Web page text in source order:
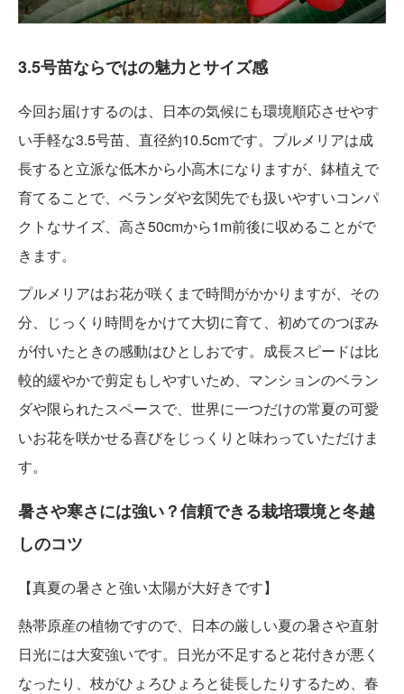
3.5号苗ならではの魅力とサイズ感
今回お届けするのは、日本の気候にも環境順応させやす
い手軽な3.5号苗、直径約10.5cmです。プルメリアは成
長すると立派な低木から小高木になりますが、鉢植えで
育てることで、ベランダや玄関先でも扱いやすいコンパ
クトなサイズ、高さ50cmから1m前後に収めることがで
きます。
プルメリアはお花が咲くまで時間がかかりますが、その
分、じっくり時間をかけて大切に育て、初めてのつぼみ
が付いたときの感動はひとしおです。成長スピードは比
較的緩やかで剪定もしやすいため、マンションのベラン
ダや限られたスペースで、世界に一つだけの常夏の可愛
いお花を咲かせる喜びをじっくりと味わっていただけま
す。
暑さや寒さには強い？信頼できる栽培環境と冬越
しのコツ
【真夏の暑さと強い太陽が大好きです】
熱帯原産の植物ですので、日本の厳しい夏の暑さや直射
日光には大変強いです。日光が不足すると花付きが悪く
なったり、枝がひょろひょろと徒長したりするため、春